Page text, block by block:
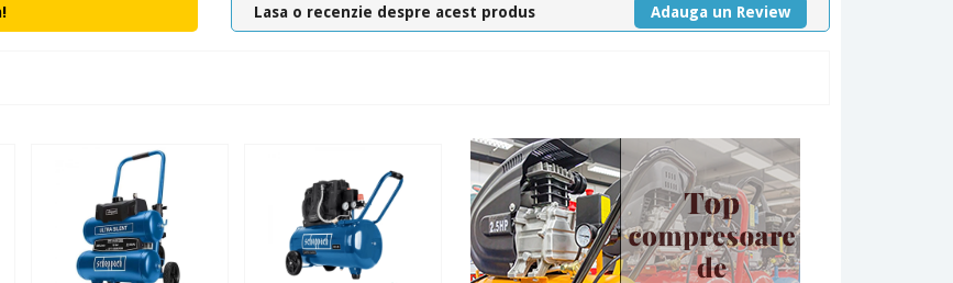
Lasa o recenzie despre acest produs Adauga un Review